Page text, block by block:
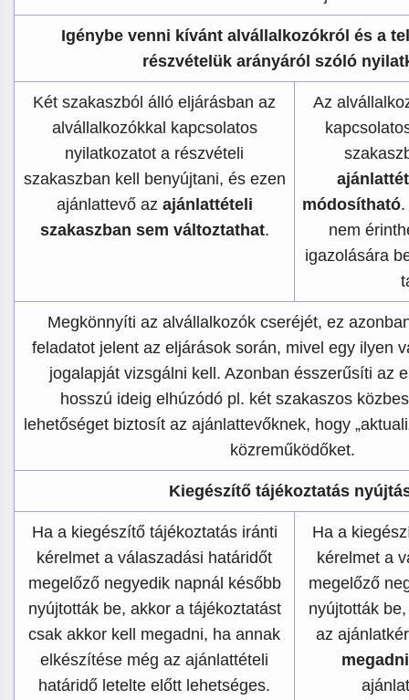
Igénybe venni kívánt alvállalkozókról és a
részvételük arányáról szóló
Két szakaszból álló eljárásban az
alvállalkozókkal kapcsolatos
nyilatkozatot a részvételi
szakaszban kell benyújtani, és ezen
ajánlattevő az ajánlattételi
szakaszban sem változtathat.
Az
módosítható
nem
igazolására
Megkönnyíti az alvállalkozók cseréjét, ez
feladatot jelent az eljárások során, mivel egy ilyen
jogalapját vizsgálni kell. Azonban ésszerűsíti az
hosszú ideig elhúzódó pl. két szakaszos
lehetőséget biztosít az ajánlattevőknek, hogy
közreműködőket.
Kiegészítő tájékoztatás
Ha a kiegészítő tájékoztatás iránti
kérelmet a válaszadási határidőt
megelőző negyedik napnál később
nyújtották be, akkor a tájékoztatást
csak akkor kell megadni, ha annak
elkészítése még az ajánlattételi
határidő letelte előtt lehetséges.
Ha a
kérelmet a
megelőző
nyújtották
az